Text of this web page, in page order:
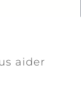
aider